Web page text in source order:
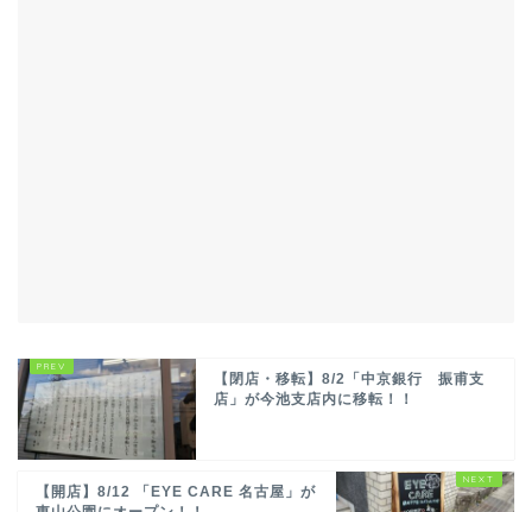
【閉店・移転】8/2「中京銀行 振甫支
店」が今池支店内に移転！！
【開店】8/12 「EYE CARE 名古屋」が